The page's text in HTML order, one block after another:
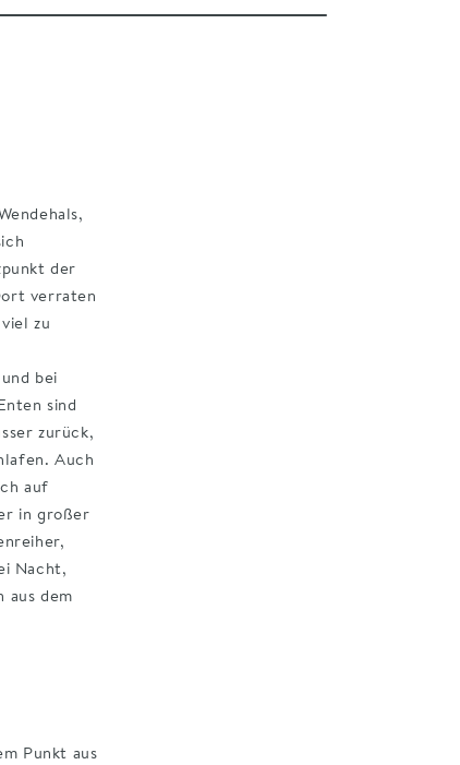
der
verraten
zu
bei
sind
zurück,
Auch
auf
in großer
Nacht,
aus dem
Punkt aus